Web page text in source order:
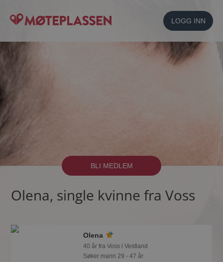
LOGG INN
BLI MEDLEM
Olena, single kvinne fra Voss
Olena
40 år fra Voss i Vestland
Søker mann 29 - 47 år